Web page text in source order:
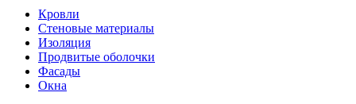
Кровли
Стеновые материалы
Изоляция
Продвитые оболочки
Фасады
Окна